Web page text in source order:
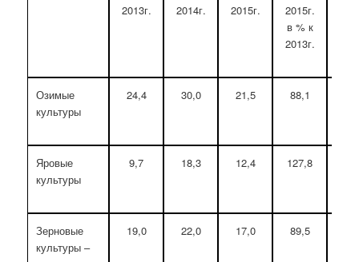
2013г. 2014г. 2015г.
2015г.
в % к
2013г.
Озимые
культуры
24,4 30,0 21,5 88,1
Яровые
культуры
9,7 18,3 12,4 127,8
Зерновые
культуры –
19,0 22,0 17,0 89,5